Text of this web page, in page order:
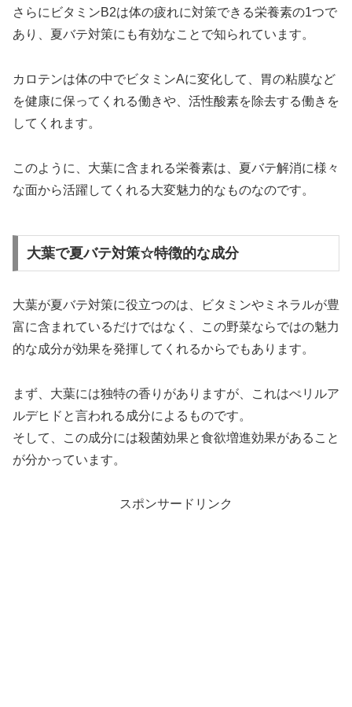
さらにビタミンB2は体の疲れに対策できる栄養素の1つで
あり、夏バテ対策にも有効なことで知られています。
カロテンは体の中でビタミンAに変化して、胃の粘膜など
を健康に保ってくれる働きや、活性酸素を除去する働きを
してくれます。
このように、大葉に含まれる栄養素は、夏バテ解消に様々
な面から活躍してくれる大変魅力的なものなのです。
大葉で夏バテ対策☆特徴的な成分
大葉が夏バテ対策に役立つのは、ビタミンやミネラルが豊
富に含まれているだけではなく、この野菜ならではの魅力
的な成分が効果を発揮してくれるからでもあります。
まず、大葉には独特の香りがありますが、これはぺリルア
ルデヒドと言われる成分によるものです。
そして、この成分には殺菌効果と食欲増進効果があること
が分かっています。
スポンサードリンク